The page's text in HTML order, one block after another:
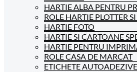
HARTIE ALBA PENTRU
ROLE HARTIE PLOTTER
HARTIE FOTO
HARTIE SI CARTOANE
HARTIE PENTRU
ROLE CASA DE MARCAT
ETICHETE